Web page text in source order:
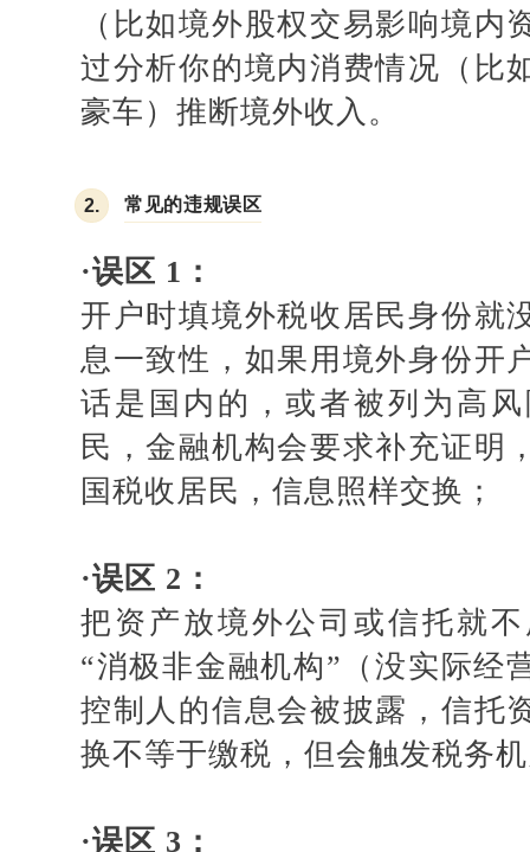
（比如境外股权交易影响境
过分析你的境内消费情况（比
豪车）推断境外收入。
2. 常见的违规误区
·误区 1：
开户时填境外税收居民身份就
息一致性，如果用境外身份开
话是国内的，或者被列为高
民，金融机构会要求补充证明
国税收居民，信息照样交换；
·误区 2：
把资产放境外公司或信托就
“消极非金融机构”（没实际经
控制人的信息会被披露，信托
换不等于缴税，但会触发税务
·误区 3：